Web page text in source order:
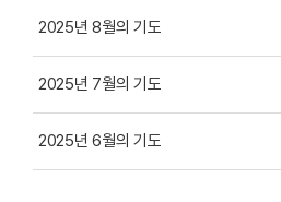
2025년 8월의 기도
2025년 7월의 기도
2025년 6월의 기도